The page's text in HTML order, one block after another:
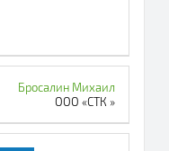
Бросалин Михаил
ООО «СТК »